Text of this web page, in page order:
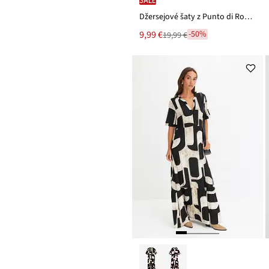
Džersejové šaty z Punto di Roma
Nová
cena
9,99 €
Zľava 19,99 €-50%